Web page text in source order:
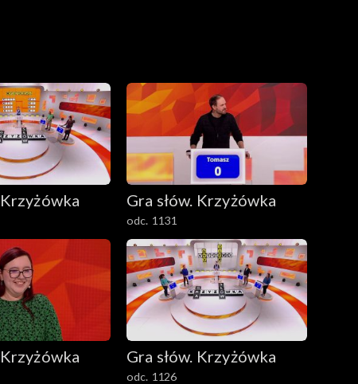
Gra słów. Krzyżówka
odc. 1131
Gra słów. Krzyżówka
odc. 1126